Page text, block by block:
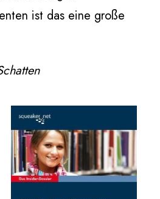
ist das eine große